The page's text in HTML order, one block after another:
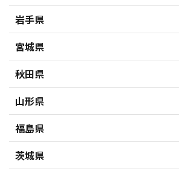
岩手県
宮城県
秋田県
山形県
福島県
茨城県